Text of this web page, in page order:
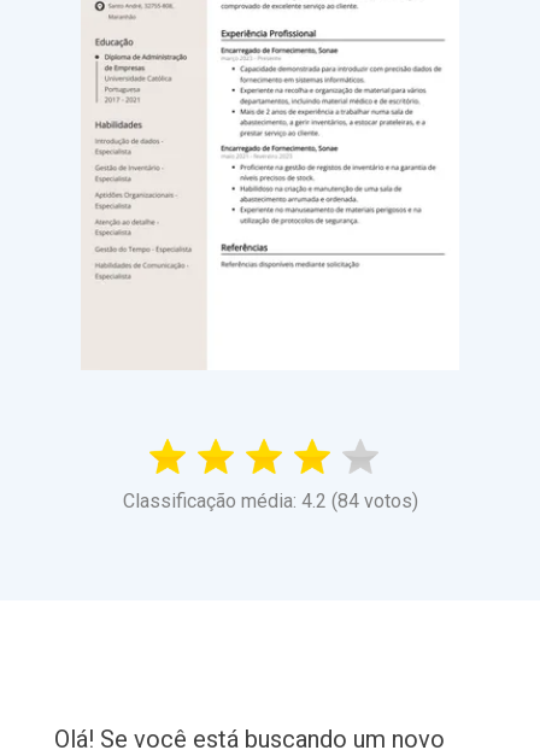
Classificação média: 4.2 (84 votos)
Olá! Se você está buscando um novo